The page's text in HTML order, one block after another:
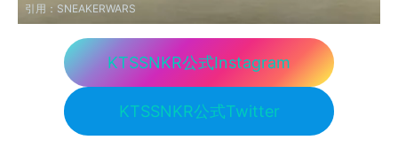
引用： SNEAKERWARS
KTSSNKR公式Instagram
KTSSNKR公式Twitter